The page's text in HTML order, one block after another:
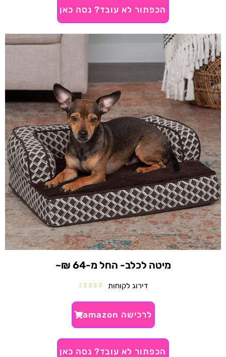
הכפתור לא עובד? נסה כאן
מיטה לכלב- החל מ-64 ₪~
דירוג לקוחות 




לרכישה amazon
הכפתור לא עובד? נסה כאן